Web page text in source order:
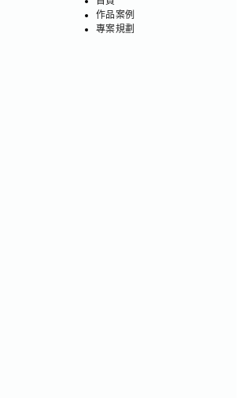
作品案例
專案規劃